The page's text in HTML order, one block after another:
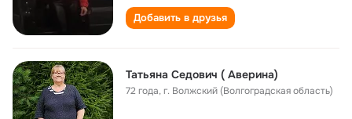
Добавить в друзья
Татьяна Седович ( Аверина)
72 года,г. Волжский (Волгоградская область)